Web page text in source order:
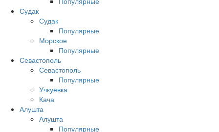
Судак
Судак
Популярные
Морское
Популярные
Севастополь
Севастополь
Популярные
Учкуевка
Кача
Алушта
Алушта
Популярные